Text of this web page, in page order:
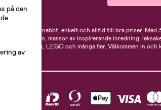
handlar du snabbt, enkelt och alltid till bra priser. Med
för mamman, massor av inspirerande inredning,
Cybex, LEGO och många fler. Välkommen in
på den
av